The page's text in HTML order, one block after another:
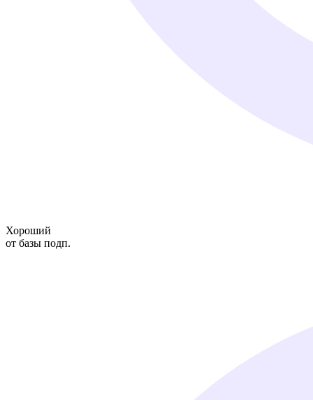
Хороший
от базы подп.